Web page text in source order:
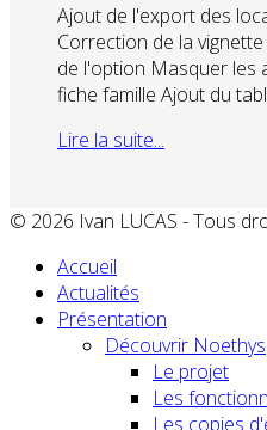
Ajout de l'export des
Correction de la
de l'option Masquer les
fiche famille Ajout du
Lire la suite...
© 2026 Ivan LUCAS - Tous
Accueil
Actualités
Présentation
Découvrir Noethys
Le projet
Les
Les copies